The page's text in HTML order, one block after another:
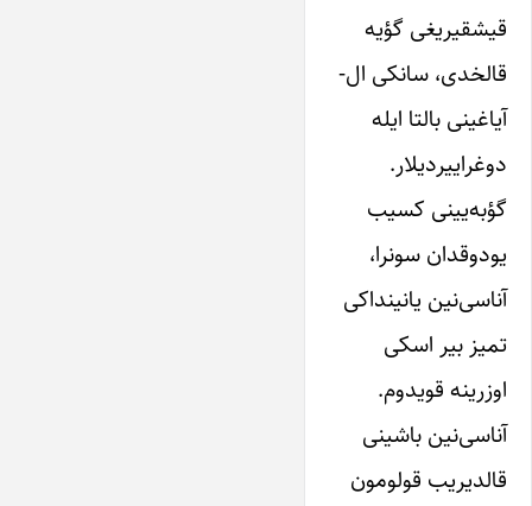
قیشقیریغی گؤیه
قالخدی، سانکی ال-
آیاغینی بالتا ایله
دوغراییردیلار.
گؤبه‌یینی کسیب
یودوقدان سونرا،
آناسی‌نین یانینداکی
تمیز بیر اسکی
اوزرینه قویدوم.
آناسی‌نین باشینی
قالدیریب قولومون